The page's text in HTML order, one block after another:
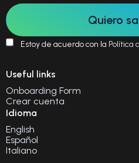
Quiero
Estoy de acuerdo con la Política
Useful links
Onboarding Form
Crear cuenta
Idioma
English
Español
Italiano